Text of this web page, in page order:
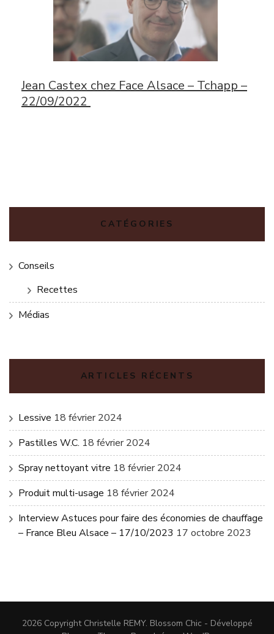
Jean Castex chez Face Alsace – Tchapp –
22/09/2022
CATÉGORIES
Conseils
Recettes
Médias
ARTICLES RÉCENTS
Lessive 18 février 2024
Pastilles W.C. 18 février 2024
Spray nettoyant vitre 18 février 2024
Produit multi-usage 18 février 2024
Interview Astuces pour faire des économies de chauffage
– France Bleu Alsace – 17/10/2023 17 octobre 2023
2026 Copyright Christelle REMY. Blossom Chic - Développé